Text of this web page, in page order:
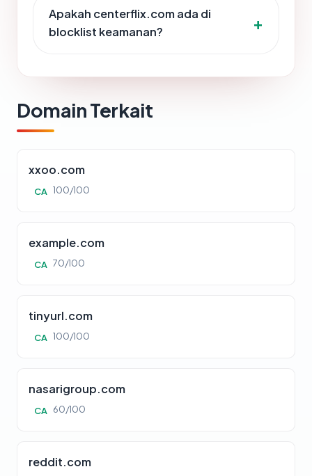
Apakah centerflix.com ada di
blocklist keamanan?
Domain Terkait
xxoo.com
CA 100/100
example.com
CA 70/100
tinyurl.com
CA 100/100
nasarigroup.com
CA 60/100
reddit.com